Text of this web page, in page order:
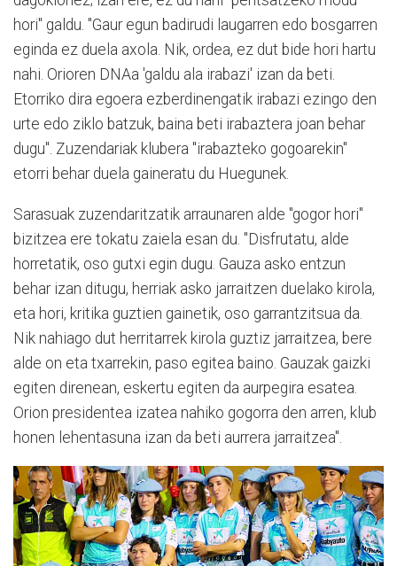
hori" galdu. "Gaur egun badirudi laugarren edo bosgarren
eginda ez duela axola. Nik, ordea, ez dut bide hori hartu
nahi. Orioren DNAa 'galdu ala irabazi' izan da beti.
Etorriko dira egoera ezberdinengatik irabazi ezingo den
urte edo ziklo batzuk, baina beti irabaztera joan behar
dugu". Zuzendariak klubera "irabazteko gogoarekin"
etorri behar duela gaineratu du Huegunek.
Sarasuak zuzendaritzatik arraunaren alde "gogor hori"
bizitzea ere tokatu zaiela esan du. "Disfrutatu, alde
horretatik, oso gutxi egin dugu. Gauza asko entzun
behar izan ditugu, herriak asko jarraitzen duelako kirola,
eta hori, kritika guztien gainetik, oso garrantzitsua da.
Nik nahiago dut herritarrek kirola guztiz jarraitzea, bere
alde on eta txarrekin, paso egitea baino. Gauzak gaizki
egiten direnean, eskertu egiten da aurpegira esatea.
Orion presidentea izatea nahiko gogorra den arren, klub
honen lehentasuna izan da beti aurrera jarraitzea".